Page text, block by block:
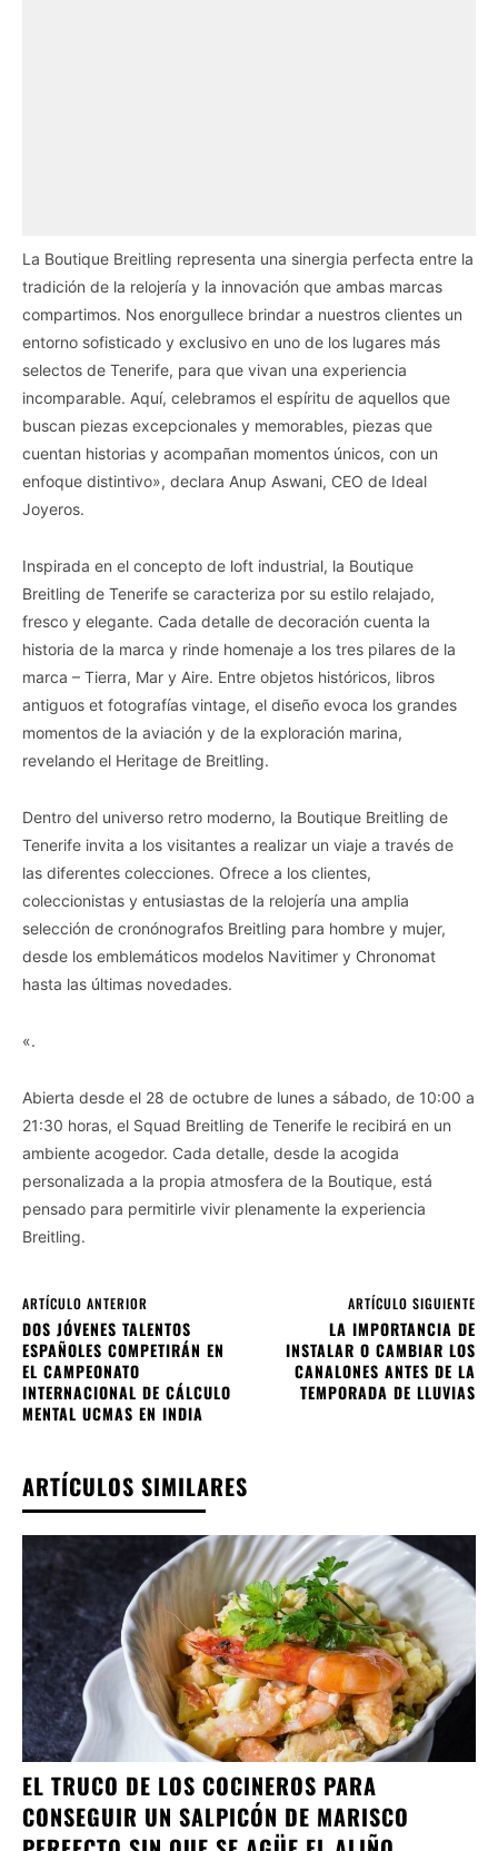
La Boutique Breitling representa una sinergia perfecta entre la
tradición de la relojería y la innovación que ambas marcas
compartimos. Nos enorgullece brindar a nuestros clientes un
entorno sofisticado y exclusivo en uno de los lugares más
selectos de Tenerife, para que vivan una experiencia
incomparable. Aquí, celebramos el espíritu de aquellos que
buscan piezas excepcionales y memorables, piezas que
cuentan historias y acompañan momentos únicos, con un
enfoque distintivo», declara Anup Aswani, CEO de Ideal
Joyeros.
Inspirada en el concepto de loft industrial, la Boutique
Breitling de Tenerife se caracteriza por su estilo relajado,
fresco y elegante. Cada detalle de decoración cuenta la
historia de la marca y rinde homenaje a los tres pilares de la
marca – Tierra, Mar y Aire. Entre objetos históricos, libros
antiguos et fotografías vintage, el diseño evoca los grandes
momentos de la aviación y de la exploración marina,
revelando el Heritage de Breitling.
Dentro del universo retro moderno, la Boutique Breitling de
Tenerife invita a los visitantes a realizar un viaje a través de
las diferentes colecciones. Ofrece a los clientes,
coleccionistas y entusiastas de la relojería una amplia
selección de cronónografos Breitling para hombre y mujer,
desde los emblemáticos modelos Navitimer y Chronomat
hasta las últimas novedades.
«.
Abierta desde el 28 de octubre de lunes a sábado, de 10:00 a
21:30 horas, el Squad Breitling de Tenerife le recibirá en un
ambiente acogedor. Cada detalle, desde la acogida
personalizada a la propia atmosfera de la Boutique, está
pensado para permitirle vivir plenamente la experiencia
Breitling.
ARTÍCULO ANTERIOR
DOS JÓVENES TALENTOS
ESPAÑOLES COMPETIRÁN EN
EL CAMPEONATO
INTERNACIONAL DE CÁLCULO
MENTAL UCMAS EN INDIA
ARTÍCULO SIGUIENTE
LA IMPORTANCIA DE
INSTALAR O CAMBIAR LOS
CANALONES ANTES DE LA
TEMPORADA DE LLUVIAS
ARTÍCULOS SIMILARES
EL TRUCO DE LOS COCINEROS PARA
CONSEGUIR UN SALPICÓN DE MARISCO